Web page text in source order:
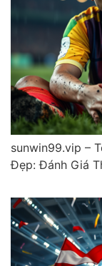
sunwin99.vip –
Đẹp: Đánh Giá